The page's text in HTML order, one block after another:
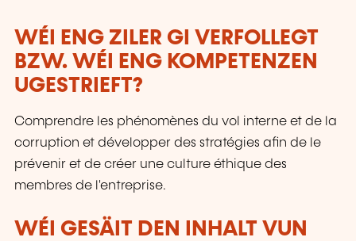
WÉI ENG ZILER GI VERFOLLEGT
BZW. WÉI ENG KOMPETENZEN
UGESTRIEFT?
Comprendre les phénomènes du vol interne et de la
corruption et développer des stratégies afin de le
prévenir et de créer une culture éthique des
membres de l'entreprise.
WÉI GESÄIT DEN INHALT VUN